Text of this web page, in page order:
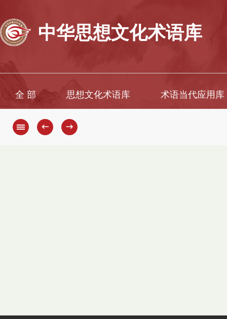
中华思想文化术语库
全 部 思想文化术语库 术语当代应用库
← →